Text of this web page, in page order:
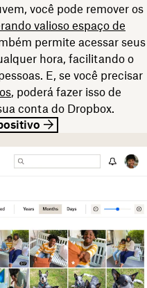
você pode remover os
valioso espaço de
permite acessar seus
hora, facilitando o
E, se você precisar
, poderá fazer isso de
conta do Dropbox.